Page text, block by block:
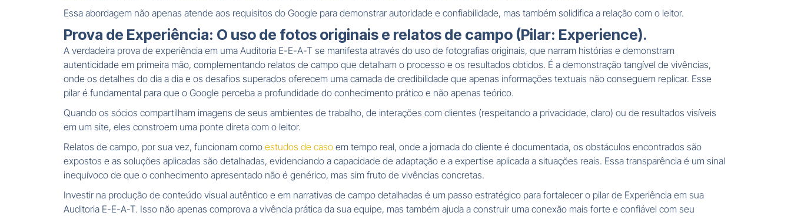
Essa abordagem não apenas atende aos requisitos do Google para demonstrar autoridade e confiabilidade, mas também solidifica a relação com o leitor.
Prova de Experiência: O uso de fotos originais e relatos de campo (Pilar: Experience).
A verdadeira prova de experiência em uma Auditoria E-E-A-T se manifesta através do uso de fotografias originais, que narram histórias e demonstram
autenticidade em primeira mão, complementando relatos de campo que detalham o processo e os resultados obtidos. É a demonstração tangível de vivências,
onde os detalhes do dia a dia e os desafios superados oferecem uma camada de credibilidade que apenas informações textuais não conseguem replicar. Esse
pilar é fundamental para que o Google perceba a profundidade do conhecimento prático e não apenas teórico.
Quando os sócios compartilham imagens de seus ambientes de trabalho, de interações com clientes (respeitando a privacidade, claro) ou de resultados visíveis
em um site, eles constroem uma ponte direta com o leitor.
Relatos de campo, por sua vez, funcionam como estudos de casoem tempo real, onde a jornada do cliente é documentada, os obstáculos encontrados são
expostos e as soluções aplicadas são detalhadas, evidenciando a capacidade de adaptação e a expertise aplicada a situações reais. Essa transparência é um sinal
inequívoco de que o conhecimento apresentado não é genérico, mas sim fruto de vivências concretas.
Investir na produção de conteúdo visual autêntico e em narrativas de campo detalhadas é um passo estratégico para fortalecer o pilar de Experiência em sua
Auditoria E-E-A-T. Isso não apenas comprova a vivência prática da sua equipe, mas também ajuda a construir uma conexão mais forte e confiável com seu